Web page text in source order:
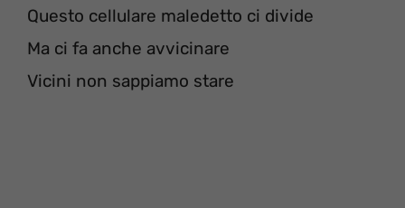
Questo cellulare maledetto ci divide
Ma ci fa anche avvicinare
Vicini non sappiamo stare